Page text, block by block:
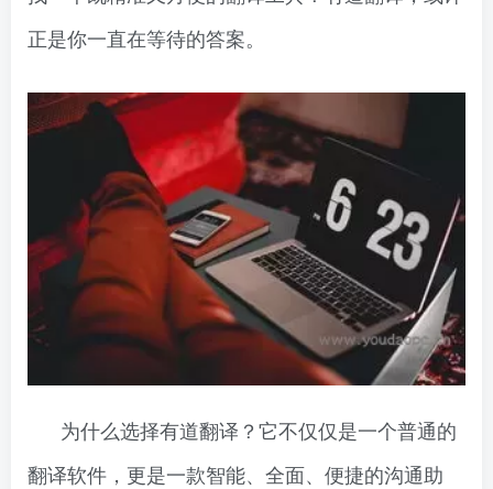
正是你一直在等待的答案。
为什么选择有道翻译？它不仅仅是一个普通的
翻译软件，更是一款智能、全面、便捷的沟通助